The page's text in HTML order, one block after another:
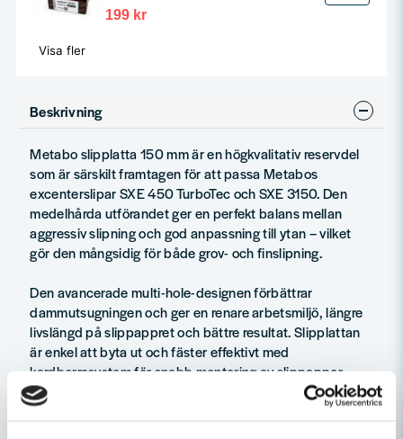
199 kr
Visa fler
Beskrivning
Metabo slipplatta 150 mm är en högkvalitativ reservdel
som är särskilt framtagen för att passa Metabos
excenterslipar SXE 450 TurboTec och SXE 3150. Den
medelhårda utförandet ger en perfekt balans mellan
aggressiv slipning och god anpassning till ytan – vilket
gör den mångsidig för både grov- och finslipning.
Den avancerade multi-hole-designen förbättrar
dammutsugningen och ger en renare arbetsmiljö, längre
livslängd på slippappret och bättre resultat. Slipplattan
är enkel att byta ut och fäster effektivt med
kardborresystem för snabb montering av slippapper.
Det är den idealiska lösningen för proffs och gör-det-